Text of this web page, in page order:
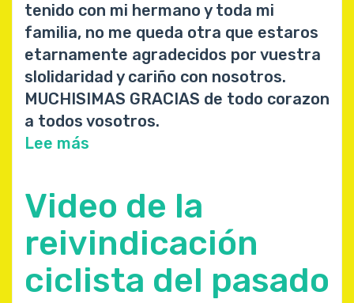
tenido con mi hermano y toda mi
familia, no me queda otra que estaros
etarnamente agradecidos por vuestra
slolidaridad y cariño con nosotros.
MUCHISIMAS GRACIAS de todo corazon
a todos vosotros.
Lee más
PEREZ
Video de la
reivindicación
ciclista del pasado